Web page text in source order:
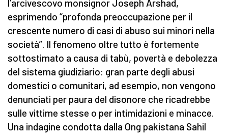
l’arcivescovo monsignor Joseph Arshad,
esprimendo “profonda preoccupazione per il
crescente numero di casi di abuso sui minori nella
società”. Il fenomeno oltre tutto è fortemente
sottostimato a causa di tabù, povertà e debolezza
del sistema giudiziario: gran parte degli abusi
domestici o comunitari, ad esempio, non vengono
denunciati per paura del disonore che ricadrebbe
sulle vittime stesse o per intimidazioni e minacce.
Una indagine condotta dalla Ong pakistana Sahil